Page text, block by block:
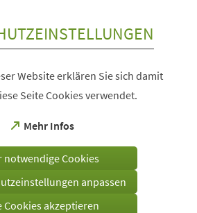
Website erklären Sie sich damit
Seite Cookies verwendet.
Mehr Infos
(Öffnet
einem
Tab)
notwendige Cookies
anpassen
Cookies akzeptieren